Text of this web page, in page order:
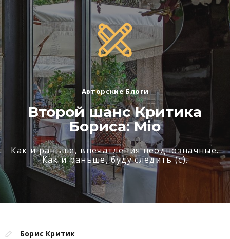
Авторские Блоги
Второй шанс Критика
Бориса: Mio
Как и раньше, впечатления неоднозначные.
Как и раньше, буду следить (с).
Борис Критик